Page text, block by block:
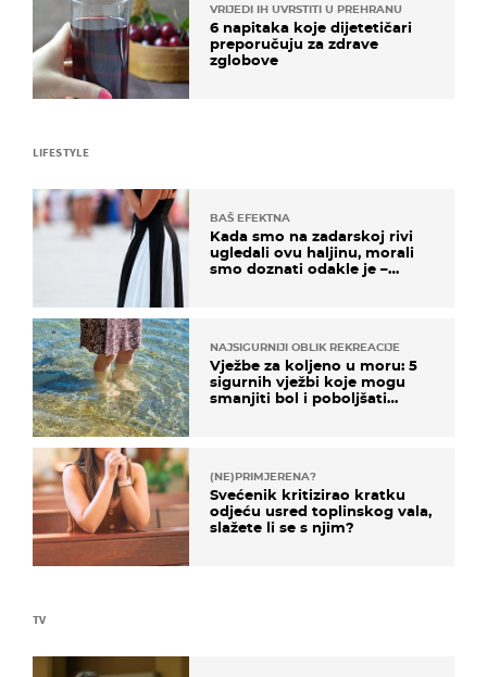
VRIJEDI IH UVRSTITI U PREHRANU
6 napitaka koje dijetetičari
preporučuju za zdrave
zglobove
TV
LIFESTYLE
BAŠ EFEKTNA
Kada smo na zadarskoj rivi
ugledali ovu haljinu, morali
smo doznati odakle je –
NAJSIGURNIJI OBLIK REKREACIJE
Vježbe za koljeno u moru: 5
sigurnih vježbi koje mogu
smanjiti bol i poboljšati
(NE)PRIMJERENA?
Svećenik kritizirao kratku
odjeću usred toplinskog vala,
slažete li se s njim?